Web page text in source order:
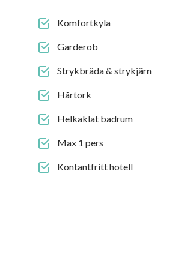
Komfortkyla
Garderob
Strykbräda & strykjärn
Hårtork
Helkaklat badrum
Max 1 pers
Kontantfritt hotell